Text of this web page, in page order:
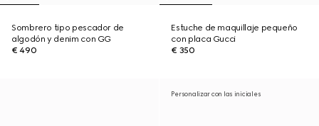
Sombrero tipo pescador de
algodón y denim con GG
€ 490
Estuche de maquillaje pequeño
con placa Gucci
€ 350
Personalizar con las iniciales